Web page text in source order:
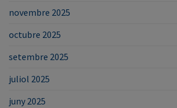
novembre 2025
octubre 2025
setembre 2025
juliol 2025
juny 2025